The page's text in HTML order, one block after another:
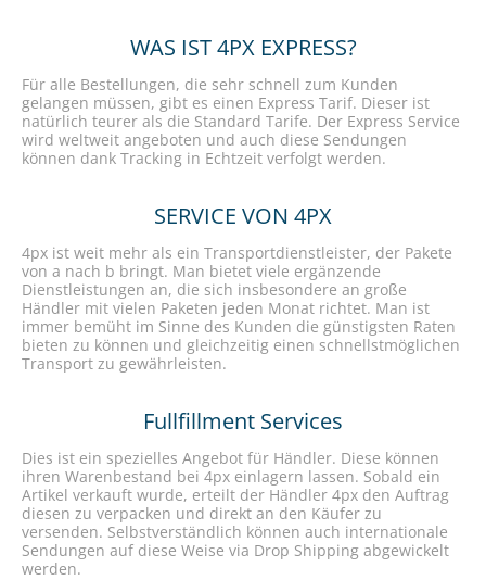
WAS IST 4PX EXPRESS?
Für alle Bestellungen, die sehr schnell zum Kunden
gelangen müssen, gibt es einen Express Tarif. Dieser ist
natürlich teurer als die Standard Tarife. Der Express Service
wird weltweit angeboten und auch diese Sendungen
können dank Tracking in Echtzeit verfolgt werden.
SERVICE VON 4PX
4px ist weit mehr als ein Transportdienstleister, der Pakete
von a nach b bringt. Man bietet viele ergänzende
Dienstleistungen an, die sich insbesondere an große
Händler mit vielen Paketen jeden Monat richtet. Man ist
immer bemüht im Sinne des Kunden die günstigsten Raten
bieten zu können und gleichzeitig einen schnellstmöglichen
Transport zu gewährleisten.
Fullfillment Services
Dies ist ein spezielles Angebot für Händler. Diese können
ihren Warenbestand bei 4px einlagern lassen. Sobald ein
Artikel verkauft wurde, erteilt der Händler 4px den Auftrag
diesen zu verpacken und direkt an den Käufer zu
versenden. Selbstverständlich können auch internationale
Sendungen auf diese Weise via Drop Shipping abgewickelt
werden.